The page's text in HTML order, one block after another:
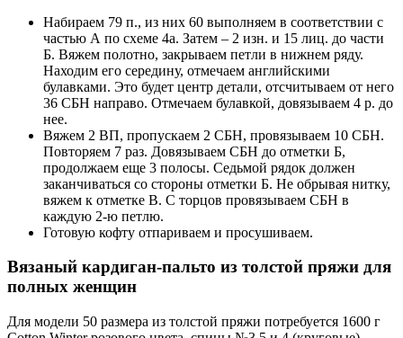
Набираем 79 п., из них 60 выполняем в соответствии с
частью А по схеме 4а. Затем – 2 изн. и 15 лиц. до части
Б. Вяжем полотно, закрываем петли в нижнем ряду.
Находим его середину, отмечаем английскими
булавками. Это будет центр детали, отсчитываем от него
36 СБН направо. Отмечаем булавкой, довязываем 4 р. до
нее.
Вяжем 2 ВП, пропускаем 2 СБН, провязываем 10 СБН.
Повторяем 7 раз. Довязываем СБН до отметки Б,
продолжаем еще 3 полосы. Седьмой рядок должен
заканчиваться со стороны отметки Б. Не обрывая нитку,
вяжем к отметке В. С торцов провязываем СБН в
каждую 2-ю петлю.
Готовую кофту отпариваем и просушиваем.
Вязаный кардиган-пальто из толстой пряжи для
полных женщин
Для модели 50 размера из толстой пряжи потребуется 1600 г